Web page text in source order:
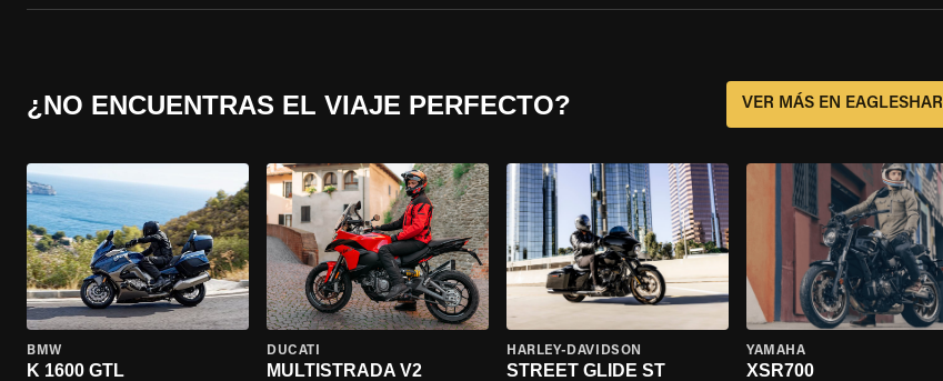
¿NO ENCUENTRAS EL VIAJE PERFECTO? VER MÁS EN
BMW
K 1600 GTL
DUCATI
MULTISTRADA V2
HARLEY-DAVIDSON
STREET GLIDE ST
YAMAHA
XSR700